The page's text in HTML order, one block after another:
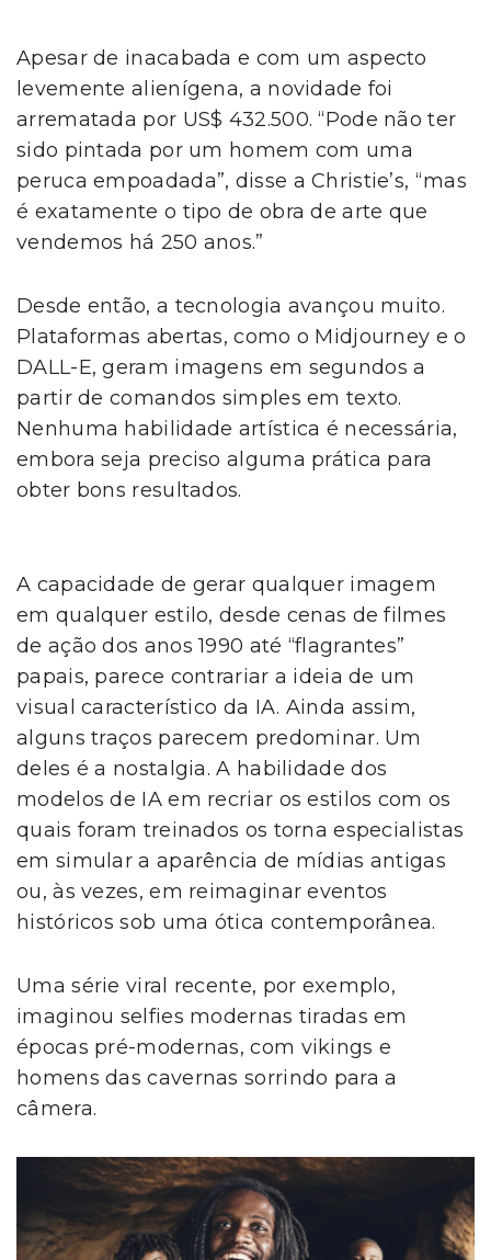
Apesar de inacabada e com um aspecto
levemente alienígena, a novidade foi
arrematada por US$ 432.500. “Pode não ter
sido pintada por um homem com uma
peruca empoadada”, disse a Christie’s, “mas
é exatamente o tipo de obra de arte que
vendemos há 250 anos.”
Desde então, a tecnologia avançou muito.
Plataformas abertas, como o Midjourney e o
DALL-E, geram imagens em segundos a
partir de comandos simples em texto.
Nenhuma habilidade artística é necessária,
embora seja preciso alguma prática para
obter bons resultados.
A capacidade de gerar qualquer imagem
em qualquer estilo, desde cenas de filmes
de ação dos anos 1990 até “flagrantes”
papais, parece contrariar a ideia de um
visual característico da IA. Ainda assim,
alguns traços parecem predominar. Um
deles é a nostalgia. A habilidade dos
modelos de IA em recriar os estilos com os
quais foram treinados os torna especialistas
em simular a aparência de mídias antigas
ou, às vezes, em reimaginar eventos
históricos sob uma ótica contemporânea.
Uma série viral recente, por exemplo,
imaginou selfies modernas tiradas em
épocas pré-modernas, com vikings e
homens das cavernas sorrindo para a
câmera.